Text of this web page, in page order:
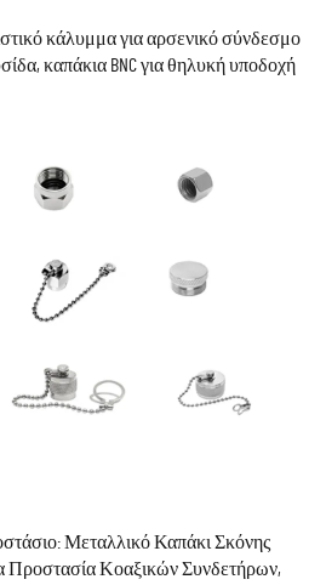
κάλυμμα για αρσενικό σύνδεσμο
καπάκια BNC για θηλυκή υποδοχή
Μεταλλικό Καπάκι Σκόνης
Προστασία Κοαξικών Συνδετήρων,